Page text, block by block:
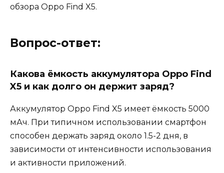
обзора Oppo Find X5.
Вопрос-ответ:
Какова ёмкость аккумулятора Oppo Find
X5 и как долго он держит заряд?
Аккумулятор Oppo Find X5 имеет ёмкость 5000
мАч. При типичном использовании смартфон
способен держать заряд около 1.5-2 дня, в
зависимости от интенсивности использования
и активности приложений.